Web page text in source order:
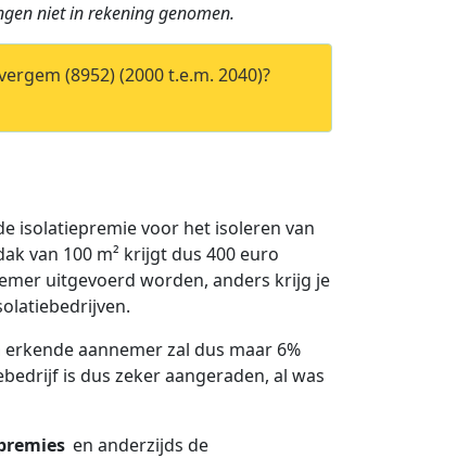
niet in rekening genomen.
(8952) (2000 t.e.m. 2040)?
isolatiepremie voor het isoleren van
van 100 m² krijgt dus 400 euro
uitgevoerd worden, anders krijg je
erkende aannemer zal dus maar 6%
is dus zeker aangeraden, al was
en anderzijds de